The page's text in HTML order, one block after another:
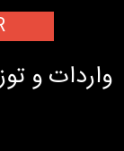
واردات و